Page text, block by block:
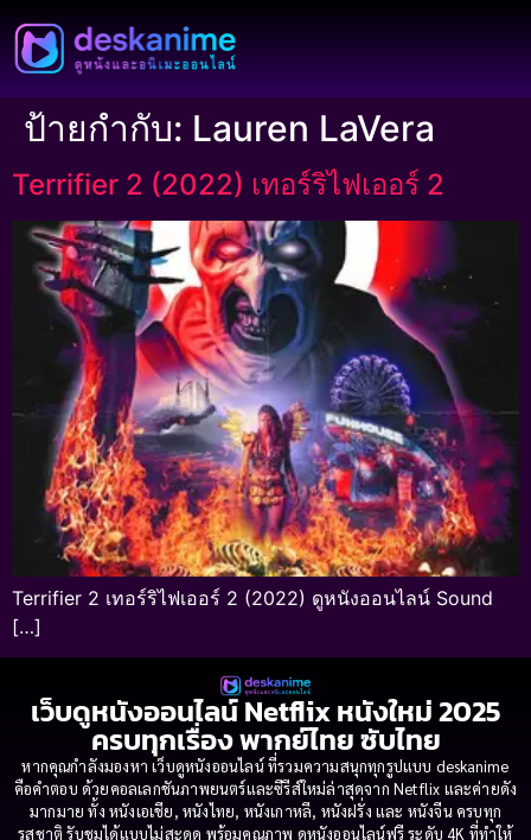
ป้ายกำกับ: Lauren LaVera
Terrifier 2 (2022) เทอร์ริไฟเออร์ 2
Terrifier 2 เทอร์ริไฟเออร์ 2 (2022) ดูหนังออนไลน์ Sound
[…]
เว็บดูหนังออนไลน์ Netflix หนังใหม่ 2025
ครบทุกเรื่อง พากย์ไทย ซับไทย
หากคุณกำลังมองหา เว็บดูหนังออนไลน์ ที่รวมความสนุกทุกรูปแบบ deskanime
คือคำตอบ ด้วยคอลเลกชันภาพยนตร์และซีรีส์ใหม่ล่าสุดจาก Netflix และค่ายดัง
มากมาย ทั้ง หนังเอเชีย, หนังไทย, หนังเกาหลี, หนังฝรั่ง และ หนังจีน ครบทุก
รสชาติ รับชมได้แบบไม่สะดุด พร้อมคุณภาพ ดูหนังออนไลน์ฟรี ระดับ 4K ที่ทำให้